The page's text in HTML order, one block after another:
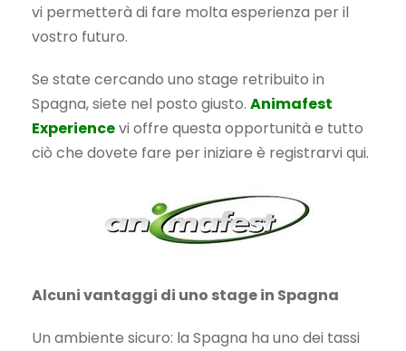
vi permetterà di fare molta esperienza per il
vostro futuro.
Se state cercando uno stage retribuito in
Spagna, siete nel posto giusto. Animafest
Experiencevi offre questa opportunità e tutto
ciò che dovete fare per iniziare è registrarvi qui.
Alcuni vantaggi di uno stage in Spagna
Un ambiente sicuro: la Spagna ha uno dei tassi